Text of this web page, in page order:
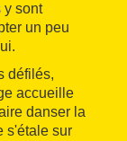
y sont
un peu
défilés,
accueille
danser la
s'étale sur